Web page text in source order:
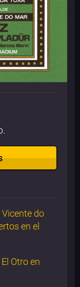
Vicente do
en el
Otro en